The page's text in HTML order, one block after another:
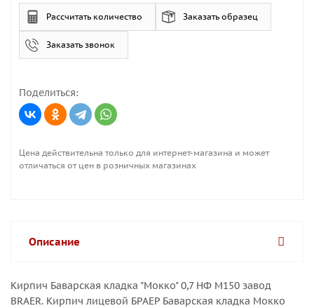
Рассчитать количество Заказать образец
Заказать звонок
Поделиться:
Цена действительна только для интернет-магазина и может
отличаться от цен в розничных магазинах
Описание
Кирпич Баварская кладка "Мокко" 0,7 НФ М150 завод
BRAER. Кирпич лицевой БРАЕР Баварская кладка Мокко